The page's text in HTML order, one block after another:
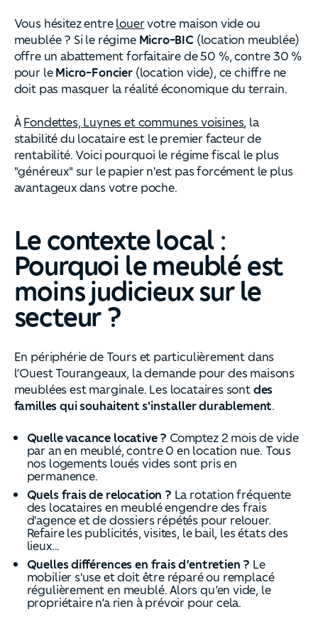
Vous hésitez entrelouervotre maison vide ou
meublée ? Si le régime Micro-BIC(location meublée)
offre un abattement forfaitaire de 50 %, contre 30 %
pour leMicro-Foncier(location vide), ce chiffre ne
doit pas masquer la réalité économique du terrain.
ÀFondettes, Luynes et communes voisines, la
stabilité du locataire est le premier facteur de
rentabilité. Voici pourquoi le régime fiscal le plus
"généreux" sur le papier n'est pas forcément le plus
avantageux dans votre poche.
Le contexte local :
Pourquoi le meublé est
moins judicieux sur le
secteur ?
En périphérie de Tours et particulièrement dans
l’Ouest Tourangeaux, la demande pour des maisons
meublées est marginale. Les locataires sontdes
familles qui souhaitent s'installer durablement.
Quelle vacance locative ? Comptez 2 mois de vide
par an en meublé, contre 0 en location nue. Tous
nos logements loués vides sont pris en
permanence.
Quels frais de relocation ? La rotation fréquente
des locataires en meublé engendre des frais
d'agence et de dossiers répétés pour relouer.
Refaire les publicités, visites, le bail, les états des
lieux...
Quelles différences en frais d’entretien ? Le
mobilier s'use et doit être réparé ou remplacé
régulièrement en meublé. Alors qu’en vide, le
propriétaire n’a rien à prévoir pour cela.